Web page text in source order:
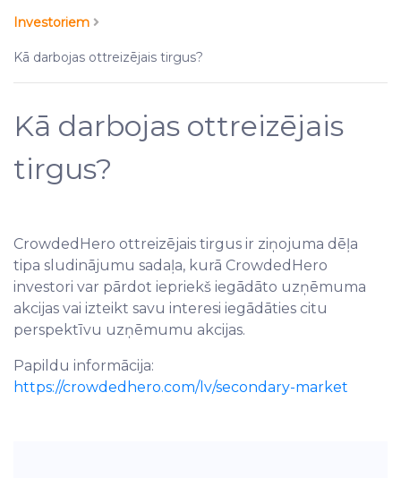
Investoriem
Kā darbojas ottreizējais tirgus?
Kā darbojas ottreizējais
tirgus?
CrowdedHero ottreizējais tirgus ir ziņojuma dēļa
tipa sludinājumu sadaļa, kurā CrowdedHero
investori var pārdot iepriekš iegādāto uzņēmuma
akcijas vai izteikt savu interesi iegādāties citu
perspektīvu uzņēmumu akcijas.
Papildu informācija:
https://crowdedhero.com/lv/secondary-market